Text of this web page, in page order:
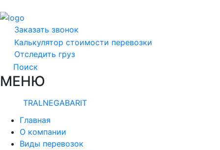
Заказать звонок
Калькулятор стоимости перевозки
Отследить груз
Поиск
МЕНЮ
TRALNEGABARIT
Главная
О компании
Виды перевозок